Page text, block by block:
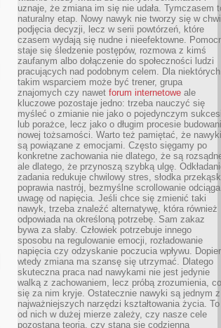
uznaje, że zmiana im się nie udała. Tymczasem
naturalny etap. Nowy nawyk nie tworzy się w
podjęcia decyzji, lecz w serii powtórzeń, które
czasem wydają się nudne i nieefektowne.
staje się śledzenie postępów, rozmowa z kimś
zaufanym albo dołączenie do społeczności ludzi
pracujących nad podobnym celem. Dla niektórych
takim wsparciem może być trener, grupa
znajomych czy nawet forum internetowe ale
kluczowe pozostaje jedno: trzeba nauczyć się
myśleć o zmianie nie jako o pojedynczym
lub porażce, lecz jako o długim procesie
nowej tożsamości. Warto też pamiętać, że nawyki
są powiązane z emocjami. Często sięgamy po
konkretne zachowania nie dlatego, że są
ale dlatego, że przynoszą szybką ulgę.
zadania redukuje chwilowy stres, słodka
poprawia nastrój, bezmyślne scrollowanie odciąga
uwagę od napięcia. Jeśli chce się zmienić taki
nawyk, trzeba znaleźć alternatywę, która również
odpowiada na określoną potrzebę. Sam zakaz
bywa za słaby. Człowiek potrzebuje innego
sposobu na regulowanie emocji, rozładowanie
napięcia czy odzyskanie poczucia wpływu.
wtedy zmiana ma szansę się utrzymać. Dlatego
skuteczna praca nad nawykami nie jest jedynie
walką z zachowaniem, lecz próbą zrozumienia, co
się za nim kryje. Ostatecznie nawyki są jednym z
najważniejszych narzędzi kształtowania życia. To
od nich w dużej mierze zależy, czy nasze cele
pozostaną teorią, czy staną się codzienną